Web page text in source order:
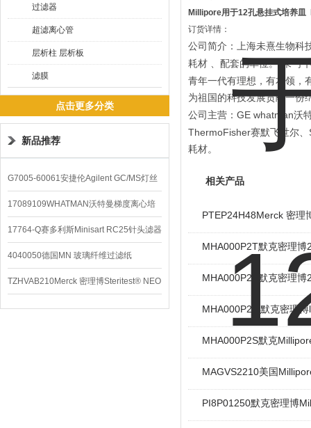
过滤器
超滤离心管
层析柱 层析板
滤膜
点击更多分类
新品推荐
G7005-60061安捷伦Agilent GC/MS灯丝
配件
17089109WHATMAN沃特曼梯度离心培
养基
17764-Q赛多利斯Minisart RC25针头滤器
4040050德国MN 玻璃纤维过滤纸
TZHVAB210Merck 密理博Steritest® NEO
设备
Millipore用于12孔悬挂式培养皿
订货详情：
公司简介：上海未熹生物科
耗材 、配套的单位。 未”字
青年一代有理想，有本领，
为祖国的科技发展贡献一份
公司主营： GE whatman沃
ThermoFisher赛默飞世尔、
耗材。
相关产品
PTEP24H48Merck 密理
MHA000P2T默克密理
MHA000P2E默克密理
MHA000P2M默克密理
MHA000P2S默克
MAGVS2210美国
PI8P01250默克密理博